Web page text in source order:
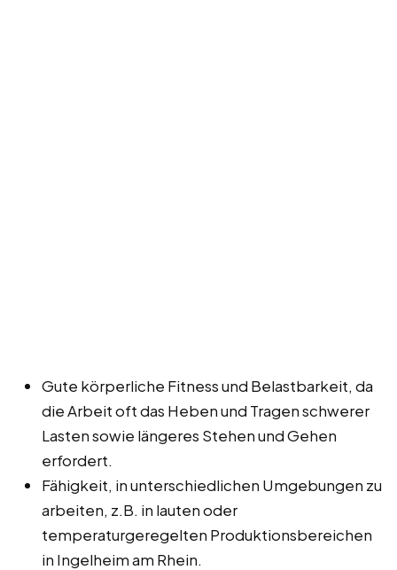
Gute körperliche Fitness und Belastbarkeit, da
die Arbeit oft das Heben und Tragen schwerer
Lasten sowie längeres Stehen und Gehen
erfordert.
Fähigkeit, in unterschiedlichen Umgebungen zu
arbeiten, z.B. in lauten oder
temperaturgeregelten Produktionsbereichen
in Ingelheim am Rhein.